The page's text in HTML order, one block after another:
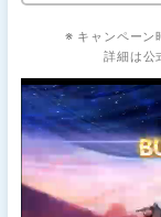
※ キャンペーン
詳細は公